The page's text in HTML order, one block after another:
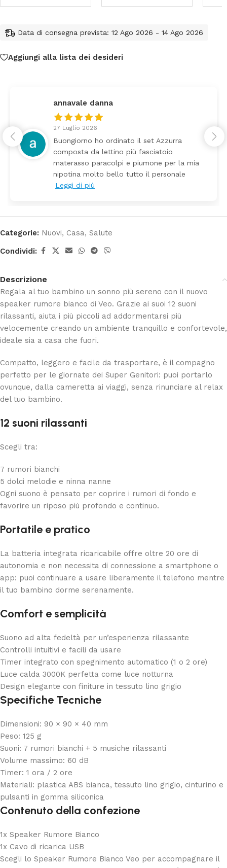
Data di consegna prevista: 12 Ago 2026 - 14 Ago 2026
Aggiungi alla lista dei desideri
federica
24 Luglio 2026
Tutti perfetto! Ho ordinato un lettino
arrivato ben imballato dopo pochi giorni.
Prezzo ottimi rispetto la concorrenza
Categorie: Nuovi, Casa, Salute
Condividi:
Descrizione
Regala al tuo bambino un sonno più sereno con il nuovo
speaker rumore bianco di Veo. Grazie ai suoi 12 suoni
rilassanti, aiuta i più piccoli ad addormentarsi più
velocemente creando un ambiente tranquillo e confortevole,
ideale sia a casa che fuori.
Compatto, leggero e facile da trasportare, è il compagno
perfetto per le giornate dei Super Genitori: puoi portarlo
ovunque, dalla cameretta ai viaggi, senza rinunciare al relax
del tuo bambino.
12 suoni rilassanti
Scegli tra:
7 rumori bianchi
5 dolci melodie e ninna nanne
Ogni suono è pensato per coprire i rumori di fondo e
favorire un riposo più profondo e continuo.
Portatile e pratico
La batteria integrata ricaricabile offre oltre 20 ore di
autonomia e non necessita di connessione a smartphone o
app: puoi continuare a usare liberamente il telefono mentre
il tuo bambino dorme serenamente.
Comfort e semplicità
Suono ad alta fedeltà per un’esperienza rilassante
Controlli intuitivi e facili da usare
Timer integrato con spegnimento automatico (1 o 2 ore)
Luce calda 3000K perfetta come luce notturna
Design elegante con finiture in tessuto lino grigio
Specifiche Tecniche
Dimensioni: 90 × 90 × 40 mm
Peso: 125 g
Suoni: 7 rumori bianchi + 5 musiche rilassanti
Volume massimo: 60 dB
Timer: 1 ora / 2 ore
Materiali: plastica ABS bianca, tessuto lino grigio, cinturino e
pulsanti in gomma siliconica
Contenuto della confezione
1x Speaker Rumore Bianco
1x Cavo di ricarica USB
Scegli lo Speaker Rumore Bianco Veo per accompagnare il